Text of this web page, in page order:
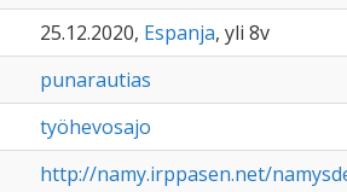
25.12.2020, Espanja, yli 8v
punarautias
työhevosajo
http://namy.irppasen.net/